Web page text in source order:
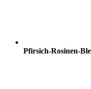
Pfirsich-Rosinen-